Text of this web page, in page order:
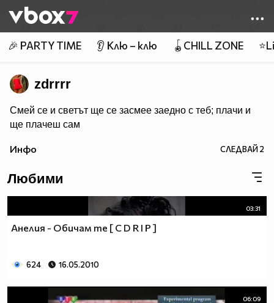
👾
🎉 PARTY TIME 👂 Клю – клю 🪀CHILL ZONE
zdrrrr
Смей се и светът ще се засмее заедно с теб; плачи и
ще плачеш сам
Инфо СЛЕДВАЙ2
Любими
03:31
Анелия - Обичам те [ C D R I P ]
624 16.05.2010
06:09